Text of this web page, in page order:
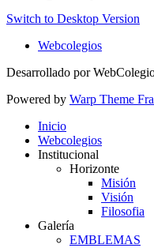
Switch to Desktop Version
Webcolegios
Desarrollado por
Powered by Warp Theme
Inicio
Webcolegios
Institucional
Horizonte
Misión
Visión
Filosofia
Galería
EMBLEMAS